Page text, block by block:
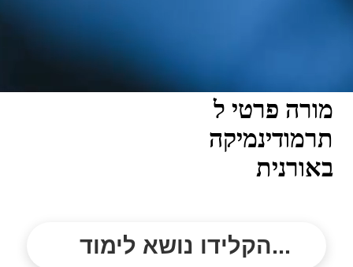
מורה פרטי ל
תרמודינמיקה
באורנית
הקלידו נושא לימוד...